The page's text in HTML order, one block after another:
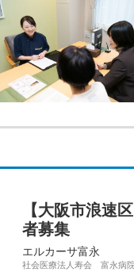
【大阪市浪速
者募集
エルカーサ富永
社会医療法人寿会 富永病